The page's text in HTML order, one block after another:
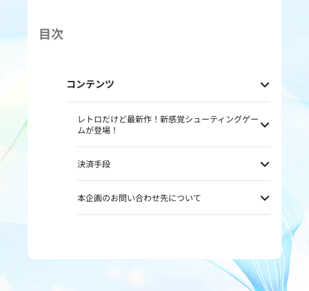
目次
コンテンツ
レトロだけど最新作！新感覚シューティングゲー
ムが登場！
決済手段
本企画のお問い合わせ先について